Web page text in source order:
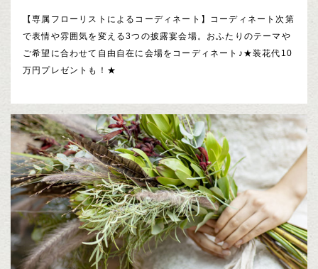
【専属フローリストによるコーディネート】コーディネート次第
で表情や雰囲気を変える3つの披露宴会場。おふたりのテーマや
ご希望に合わせて自由自在に会場をコーディネート♪★装花代10
万円プレゼントも！★